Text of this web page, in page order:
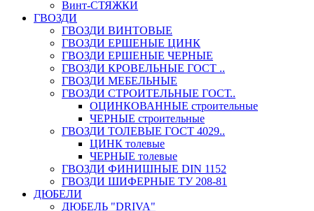
Винт-СТЯЖКИ
ГВОЗДИ
ГВОЗДИ ВИНТОВЫЕ
ГВОЗДИ ЕРШЕНЫЕ ЦИНК
ГВОЗДИ ЕРШЕНЫЕ ЧЕРНЫЕ
ГВОЗДИ КРОВЕЛЬНЫЕ ГОСТ ..
ГВОЗДИ МЕБЕЛЬНЫЕ
ГВОЗДИ СТРОИТЕЛЬНЫЕ ГОСТ..
ОЦИНКОВАННЫЕ строительные
ЧЕРНЫЕ строительные
ГВОЗДИ ТОЛЕВЫЕ ГОСТ 4029..
ЦИНК толевые
ЧЕРНЫЕ толевые
ГВОЗДИ ФИНИШНЫЕ DIN 1152
ГВОЗДИ ШИФЕРНЫЕ ТУ 208-81
ДЮБЕЛИ
ДЮБЕЛЬ "DRIVA"